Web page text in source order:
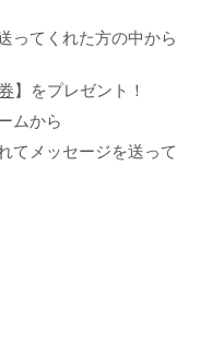
ってくれた方の中から
】をプレゼント！
ムから
てメッセージを送って